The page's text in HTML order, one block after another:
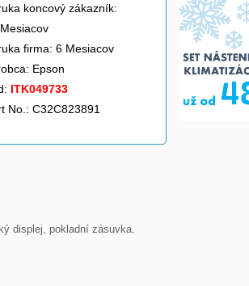
koncový zákazník:
firma: 6 Mesiacov
Epson
ITK049733
No.: C32C823891
displej, pokladní zásuvka.